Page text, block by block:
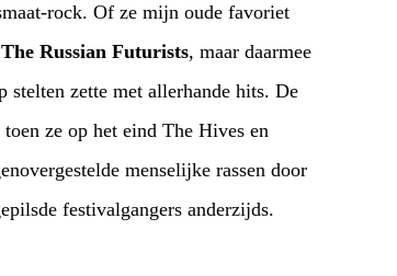
The Russian Futurists, maar daarmee